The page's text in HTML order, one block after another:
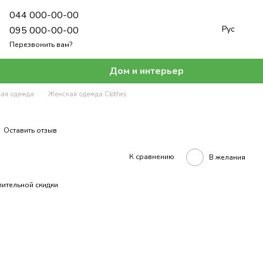
044 000-00-00
095 000-00-00
Перезвонить вам?
Рус
Дом и интерьер
одежда Женская одежда Clothes
Оставить отзыв
К сравнению В желания
скидки